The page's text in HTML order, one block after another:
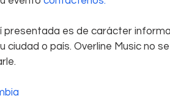
presentada es de carácter
ciudad o país. Overline Music no